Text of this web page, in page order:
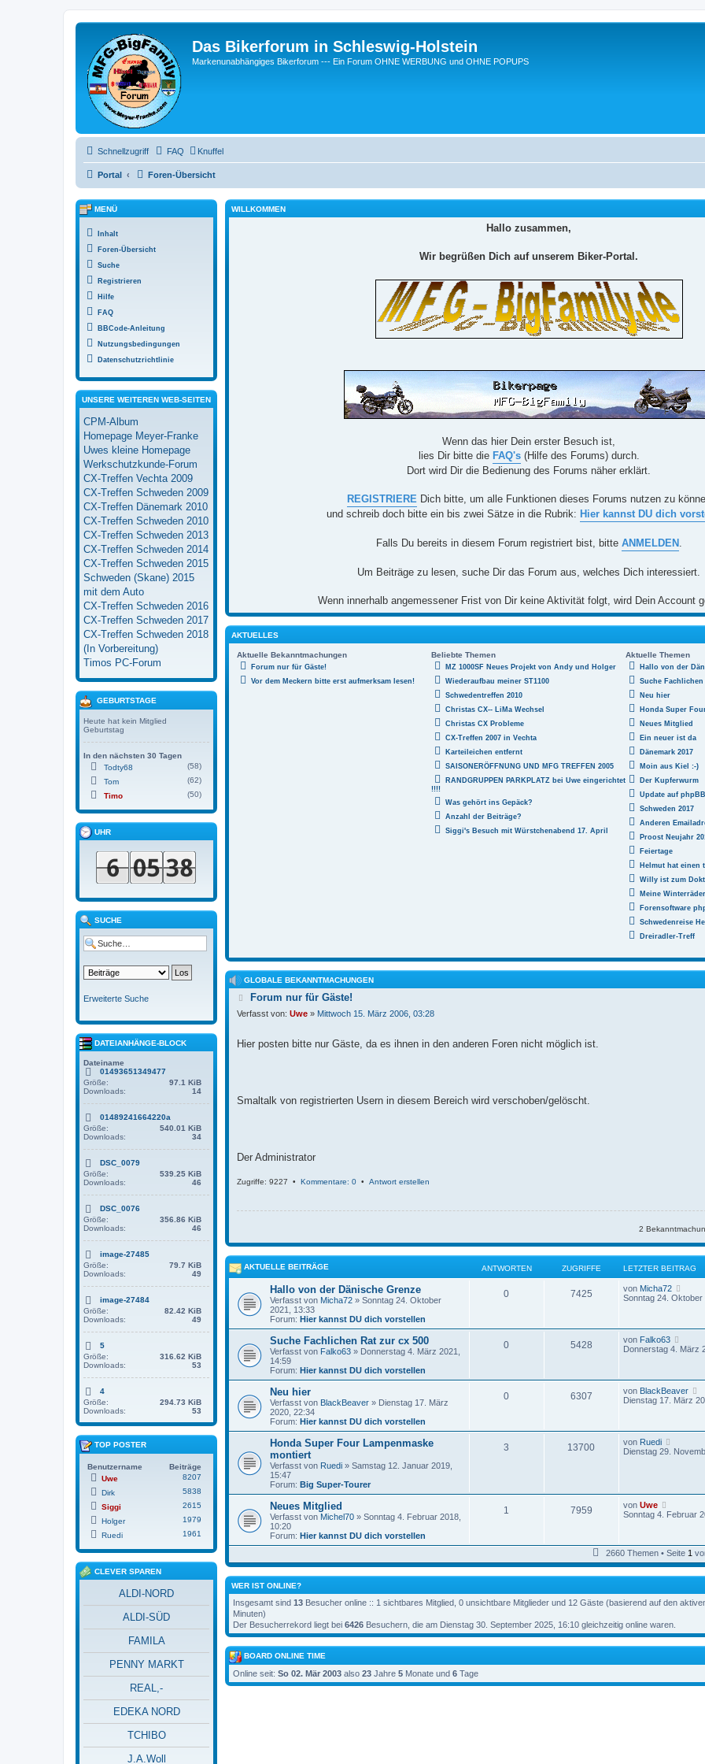
Das Bikerforum in Schleswig-Holstein
Markenunabhängiges Bikerforum --- Ein Forum OHNE WERBUNG und OHNE POPUPS
Schnellzugriff FAQ Knuffel
Portal Foren-Übersicht
WILLKOMMEN
Hallo zusammen,
Wir begrüßen Dich auf unserem Biker-Portal.
Wenn das hier Dein erster Besuch ist,
lies Dir bitte die FAQ's(Hilfe des Forums) durch.
Dort wird Dir die Bedienung des Forums näher erklärt.
REGISTRIEREDich bitte, um alle Funktionen dieses Forums nutzen zu
und schreib doch bitte ein bis zwei Sätze in die Rubrik: Hier kannst DU dich
Falls Du bereits in diesem Forum registriert bist, bitte ANMELDEN .
Um Beiträge zu lesen, suche Dir das Forum aus, welches Dich interessiert.
Wenn innerhalb angemessener Frist von Dir keine Aktivität folgt, wird Dein Account
AKTUELLES
Aktuelle Bekanntmachungen Beliebte Themen Aktuelle Themen
Forum nur für Gäste!
Vor dem Meckern bitte erst aufmerksam lesen!
MZ 1000SF Neues Projekt von Andy und Holger
Wiederaufbau meiner ST1100
Schwedentreffen 2010
Christas CX-- LiMa Wechsel
Christas CX Probleme
CX-Treffen 2007 in Vechta
Karteileichen entfernt
SAISONERÖFFNUNG UND MFG TREFFEN 2005
RANDGRUPPEN PARKPLATZ bei Uwe eingerichtet
!!!!
Was gehört ins Gepäck?
Anzahl der Beiträge?
Siggi's Besuch mit Würstchenabend 17. April
Hallo von der
Suche Fachlichen
Neu hier
Honda Super
Neues Mitglied
Ein neuer ist da
Dänemark 2017
Moin aus Kiel :-)
Der Kupferwurm
Update auf
Schweden 2017
Anderen
Proost Neujahr
Feiertage
Helmut hat einen
Willy ist zum
Meine Winterräder
Forensoftware
Schwedenreise
Dreiradler-Treff
GLOBALE BEKANNTMACHUNGEN
B
e
i
r
Forum nur für Gäste!
Verfasst von: Uwe » Mittwoch 15. März 2006, 03:28
Hier posten bitte nur Gäste, da es ihnen in den anderen Foren nicht möglich ist.
Smaltalk von registrierten Usern in diesem Bereich wird verschoben/gelöscht.
Der Administrator
Zugriffe: 9227 • Kommentare: 0 • Antwort erstellen
2
AKTUELLE BEITRÄGE ANTWORTEN ZUGRIFFE LETZTER BEITRAG
Hallo von der Dänische Grenze
Verfasst von Micha72 » Sonntag 24. Oktober
2021, 13:33
Forum: Hier kannst DU dich vorstellen
0 7425 von Micha72
e
e
r
i
t
r
Sonntag 24. Oktober
Suche Fachlichen Rat zur cx 500
Verfasst von Falko63 » Donnerstag 4. März 2021,
14:59
Forum: Hier kannst DU dich vorstellen
0 5428 von Falko63
e
e
r
i
r
Donnerstag 4. März
Neu hier
Verfasst von BlackBeaver » Dienstag 17. März
2020, 22:34
Forum: Hier kannst DU dich vorstellen
0 6307 von BlackBeaver
e
e
r
t
a
Dienstag 17. März
Honda Super Four Lampenmaske
montiert
Verfasst von Ruedi » Samstag 12. Januar 2019,
15:47
Forum: Big Super-Tourer
3 13700 von Ruedi
e
B
t
r
a
Dienstag 29.
Neues Mitglied
Verfasst von Michel70 » Sonntag 4. Februar 2018,
10:20
Forum: Hier kannst DU dich vorstellen
1 7959 von Uwe
e
t
e
B
t
a
g
Sonntag 4. Februar
2660 Themen • Seite 1
WER IST ONLINE?
Insgesamt sind 13 Besucher online :: 1 sichtbares Mitglied, 0 unsichtbare Mitglieder und 12 Gäste (basierend auf den
Minuten)
Der Besucherrekord liegt bei 6426 Besuchern, die am Dienstag 30. September 2025, 16:10 gleichzeitig online waren.
BOARD ONLINE TIME
Online seit: So 02. Mär 2003 also 23 Jahre 5 Monate und 6 Tage
MENÜ
Inhalt
Foren-Übersicht
Suche
Registrieren
Hilfe
FAQ
BBCode-Anleitung
Nutzungsbedingungen
Datenschutzrichtlinie
UNSERE WEITEREN WEB-SEITEN
CPM-Album
Homepage Meyer-Franke
Uwes kleine Homepage
Werkschutzkunde-Forum
CX-Treffen Vechta 2009
CX-Treffen Schweden 2009
CX-Treffen Dänemark 2010
CX-Treffen Schweden 2010
CX-Treffen Schweden 2013
CX-Treffen Schweden 2014
CX-Treffen Schweden 2015
Schweden (Skane) 2015
mit dem Auto
CX-Treffen Schweden 2016
CX-Treffen Schweden 2017
CX-Treffen Schweden 2018
(In Vorbereitung)
Timos PC-Forum
GEBURTSTAGE
Heute hat kein Mitglied
Geburtstag
In den nächsten 30 Tagen
Todty68
(58)
Tom
(62)
Timo
(50)
UHR
SUCHE
Erweiterte Suche
DATEIANHÄNGE-BLOCK
Dateiname
01493651349477
Größe:
97.1 KiB
Downloads:
14
01489241664220a
Größe:
540.01 KiB
Downloads:
34
DSC_0079
Größe:
539.25 KiB
Downloads:
46
DSC_0076
Größe:
356.86 KiB
Downloads:
46
image-27485
Größe:
79.7 KiB
Downloads:
49
image-27484
Größe:
82.42 KiB
Downloads:
49
5
Größe:
316.62 KiB
Downloads:
53
4
Größe:
294.73 KiB
Downloads:
53
TOP POSTER
Benutzername
Beiträge
Uwe
8207
Dirk
5838
Siggi
2615
Holger
1979
Ruedi
1961
CLEVER SPAREN
ALDI-NORD
ALDI-SÜD
FAMILA
PENNY MARKT
REAL,-
EDEKA NORD
TCHIBO
J.A.Woll